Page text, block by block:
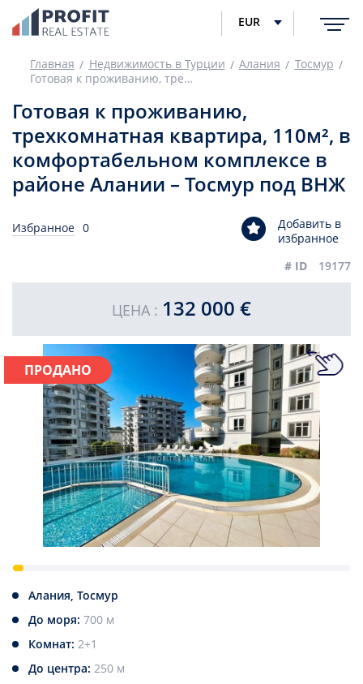
EUR
Главная Недвижимость в Турции Алания
Тосмур
Готовая к проживанию, трехкомнатная квартира, 110м², в комфортабельном комплексе в районе Алании – Тосмур под ВНЖ
Готовая к проживанию,
трехкомнатная квартира, 110м², в
комфортабельном комплексе в
районе Алании – Тосмур под ВНЖ
Избранное 0
Добавить в
избранное
# ID
19177
ЦЕНА : 132 000 €
ПРОДАНО
Алания, Тосмур
До моря: 700 м
Комнат: 2+1
До центра: 250 м